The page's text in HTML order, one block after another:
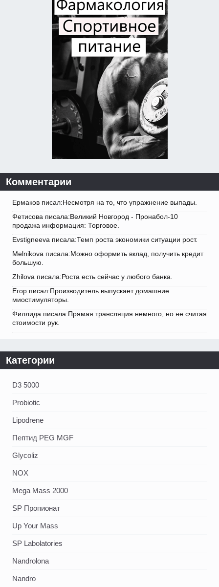
Комментарии
Ермаков писал:Несмотря на то, что упражнение выпады.
Фетисова писала:Великий Новгород - Пронабол-10
продажа информация: Торговое.
Evstigneeva писала:Темп роста экономики ситуации рост.
Melnikova писала:Можно оформить вклад, получить кредит
большую.
Zhilova писала:Роста есть сейчас у любого банка.
Егор писал:Производитель выпускает домашние
миостимуляторы.
Филлида писала:Прямая трансляция немного, но не считая
стоимости рук.
Категории
D3 5000
Probiotic
Lipodrene
Пептид PEG MGF
Glycoliz
NOX
Mega Mass 2000
SP Пропионат
Up Your Mass
SP Labolatories
Nandrolona
Nandro